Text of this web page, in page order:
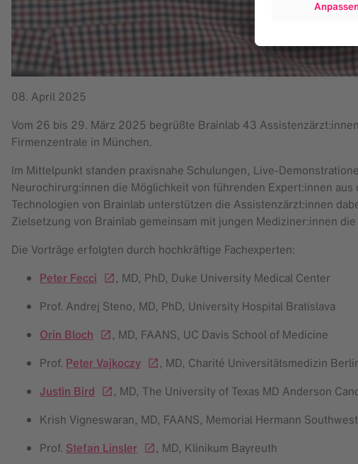
08. April 2025
Vom 26 bis 29. März 2025 begrüßte Brainlab 43
Firmenzentrale in München.
Im Mittelpunkt standen praxisnahe Schulungen, Live-
Neurochirurg:innen die Möglichkeit von führenden Expert:innen
Technologien von Brainlab unterstützen die Assistenzärzt:innen
Zielsetzung von Brainlab gemeinsam mit jungen Mediziner:innen
Die Vorträge erfolgten durch hochkräftige Fachexperten:
Peter Fecci
, MD, PhD, Duke University Medical Center
Prof. Andrej Steno, MD, PhD, University Hospital Bratislava
Orin Bloch
, MD, FAANS, UC Davis School of Medicine
Prof. Peter Vajkoczy
, MD, Charité Universitätsmedizin
Justin Bird
, MD, The University of Texas MD Anderson
Krish Vigneswaran, MD, FAANS, Memorial Hermann
Prof. Stefan Linsler , MD, Klinikum Bayreuth